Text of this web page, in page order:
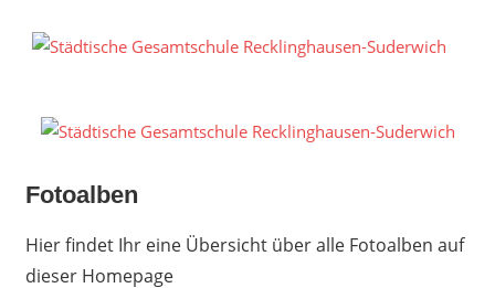
Inhalt
Fotoalben
Hier findet Ihr eine Übersicht über alle Fotoalben auf
dieser Homepage